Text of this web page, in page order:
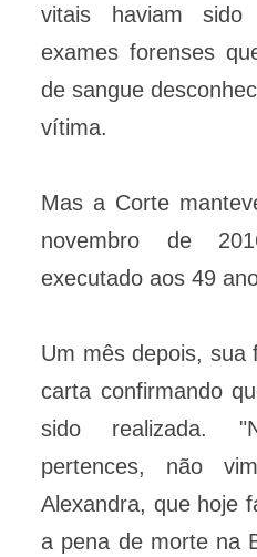
vitais haviam sido
exames forenses
de sangue
vítima.
Mas a Corte
novembro de
executado aos 49
Um mês depois, sua
carta confirmando
sido realizada.
pertences, não
Alexandra, que hoje
a pena de morte na